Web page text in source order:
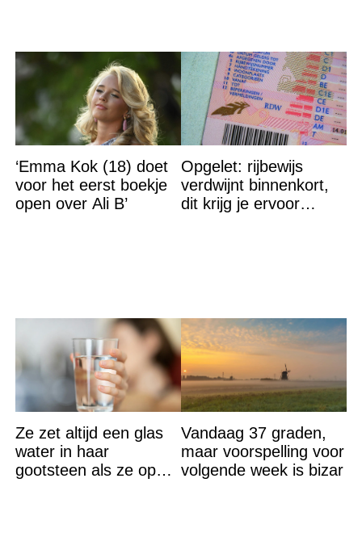
‘Emma Kok (18) doet
voor het eerst boekje
open over Ali B’
Opgelet: rijbewijs
verdwijnt binnenkort,
dit krijg je ervoor
Ze zet altijd een glas
water in haar
gootsteen als ze op
Vandaag 37 graden,
maar voorspelling voor
volgende week is bizar